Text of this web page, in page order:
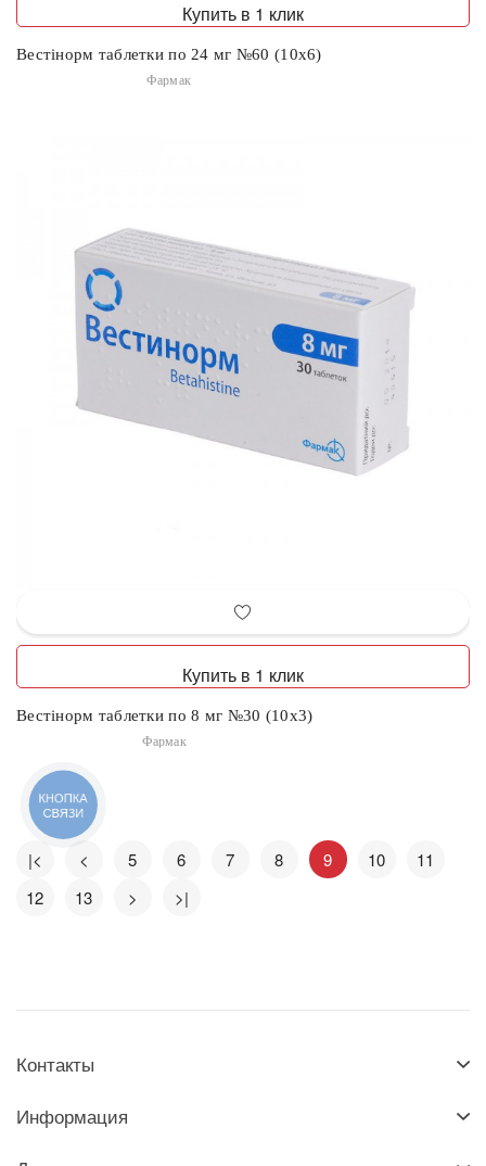
Купить в 1 клик
Вестінорм таблетки по 24 мг №60 (10х6)
Фармак
Купить в 1 клик
Вестінорм таблетки по 8 мг №30 (10х3)
Фармак
|< < 5 6 7 8 9 10
11
12
13 > >|
Контакты
Информация
КНОПКА
СВЯЗИ